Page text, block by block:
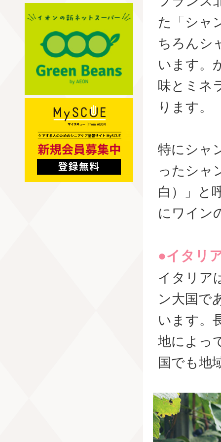
た「シャ
ちろんシ
います。
味とミネ
ります。
特にシャ
ったシャ
白）」と
にワイン
●イタリ
イタリア
ン大国で
います。
地によっ
国でも地